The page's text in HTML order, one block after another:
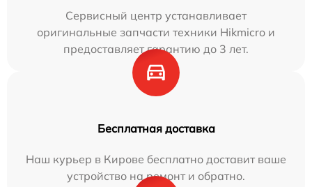
Сервисный центр устанавливает
оригинальные запчасти техники Hikmicro и
предоставляет гарантию до 3 лет.
Бесплатная доставка
Наш курьер в Кирове бесплатно доставит ваше
устройство на ремонт и обратно.